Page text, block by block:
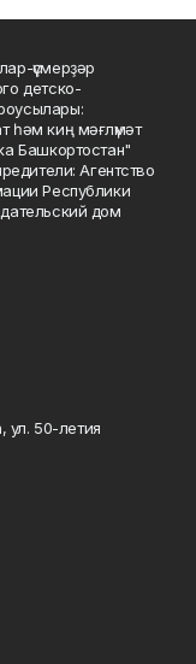
үҫмерҙәр
детско-
һәм киң мәғлүмәт
Башкортостан"
Агентство
Республики
дом
ул. 50-летия